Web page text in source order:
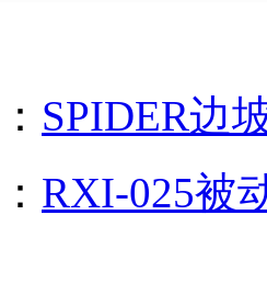
SPIDER边
RXI-025被